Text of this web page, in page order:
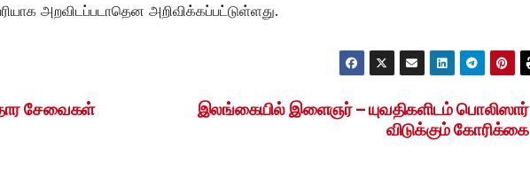
அறவிடப்படாதென அறிவிக்கப்பட்டுள்ளது.
இலங்கையில் இளைஞர் – யுவதிகளிடம் பொலிஸார்
விடுக்கும் கோரிக்கை
சேவைகள்